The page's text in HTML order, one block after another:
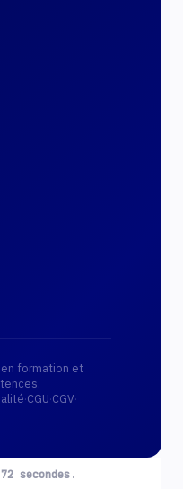
formation et
·CGU·CGV·
secondes.